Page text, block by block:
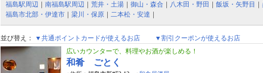
福島駅周辺 ｜ 南福島駅周辺 ｜ 荒井・土湯 ｜ 御山・森合 ｜ 八木田・野田 ｜ 飯坂・矢野目 ｜
福島市北部・伊達市 ｜ 梁川・保原 ｜ 二本松・安達 ｜
並び替え： ▼共通ポイントカードが使えるお店
▼割引クーポンが使えるお店
広いカウンターで、料理やお酒が楽しめる！
和肴 ごとく